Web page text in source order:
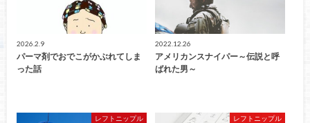
2026.2.9
パーマ剤でおでこがかぶれてしま
った話
2022.12.26
アメリカンスナイパー～伝説と呼
ばれた男～
レフトニップル レフトニップル